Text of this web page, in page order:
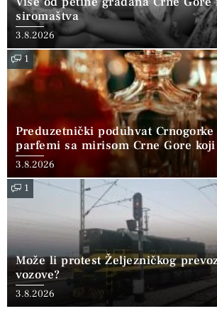
siromaštva
3.8.2026
1
Preduzetnički poduhvat Crnogorke
parfemi sa mirisom Crne Gore
3.8.2026
1
Može li protest Željezničkog
vozove?
3.8.2026